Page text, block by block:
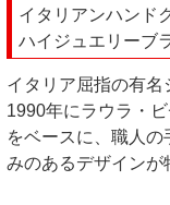
イタリアンハンド
ハイジュエリーブ
イタリア屈指の有名
1990年にラウラ・
をベースに、職人
みのあるデザインが